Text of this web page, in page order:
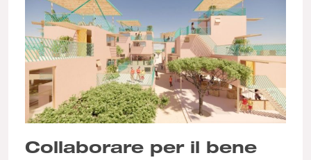
Collaborare per il bene